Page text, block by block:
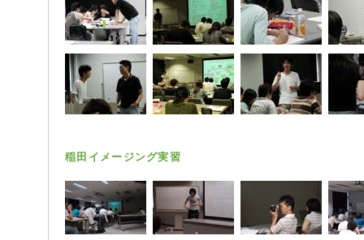
稲田イメージング実習